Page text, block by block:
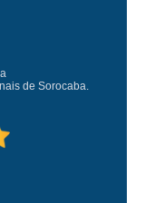
Amei o atendimento. Preco
Deixou o meu bem